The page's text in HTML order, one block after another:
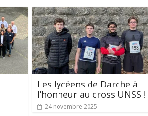
Les lycéens de Darche à
l’honneur au cross UNSS !
24 novembre 2025